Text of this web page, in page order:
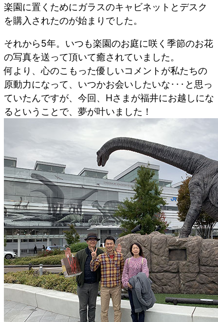
楽園に置くためにガラスのキャビネットとデスク
を購入されたのが始まりでした。
それから5年。いつも楽園のお庭に咲く季節のお花
の写真を送って頂いて癒されていました。
何より、心のこもった優しいコメントが私たちの
原動力になって、いつかお会いしたいな･･･と思っ
ていたんですが、今回、Hさまが福井にお越しにな
るということで、夢が叶いました！